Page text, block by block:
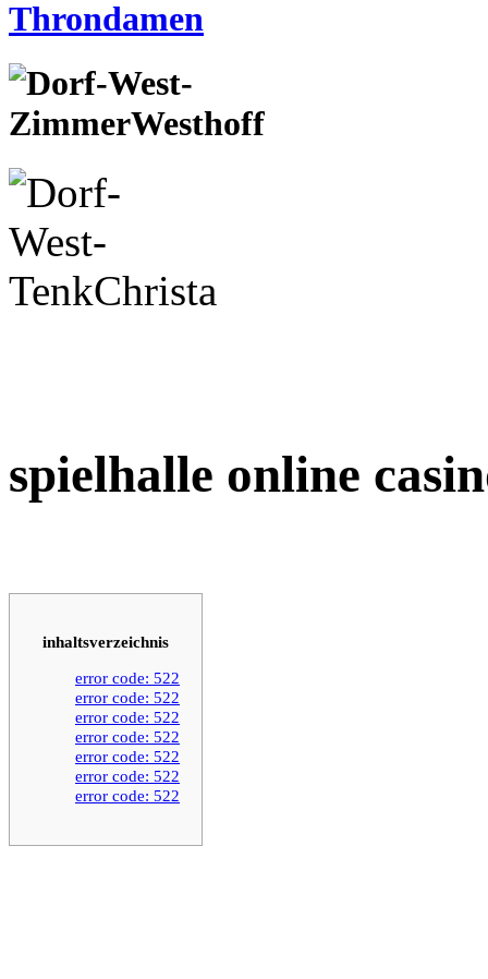
spielhalle online
inhaltsverzeichnis
error code: 522
error code: 522
error code: 522
error code: 522
error code: 522
error code: 522
error code: 522